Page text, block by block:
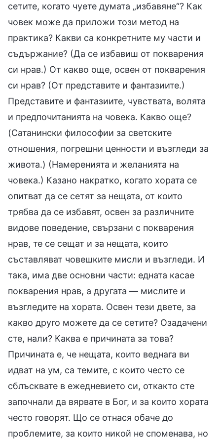
сетите, когато чуете думата „избавяне“? Как
човек може да приложи този метод на
практика? Какви са конкретните му части и
съдържание? (Да се избавиш от покварения
си нрав.) От какво още, освен от покварения
си нрав? (От представите и фантазиите.)
Представите и фантазиите, чувствата, волята
и предпочитанията на човека. Какво още?
(Сатанински философии за светските
отношения, погрешни ценности и възгледи за
живота.) (Намеренията и желанията на
човека.) Казано накратко, когато хората се
опитват да се сетят за нещата, от които
трябва да се избавят, освен за различните
видове поведение, свързани с покварения
нрав, те се сещат и за нещата, които
съставляват човешките мисли и възгледи. И
така, има две основни части: едната касае
покварения нрав, а другата — мислите и
възгледите на хората. Освен тези двете, за
какво друго можете да се сетите? Озадачени
сте, нали? Каква е причината за това?
Причината е, че нещата, които веднага ви
идват на ум, са темите, с които често се
сблъсквате в ежедневието си, откакто сте
започнали да вярвате в Бог, и за които хората
често говорят. Що се отнася обаче до
проблемите, за които никой не споменава, но